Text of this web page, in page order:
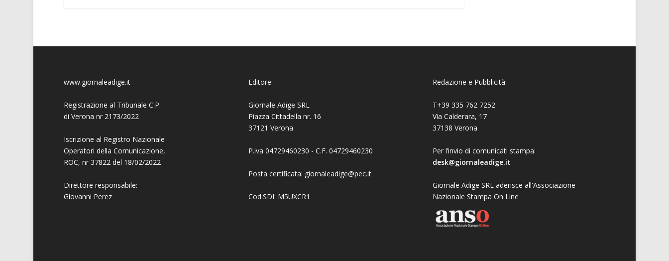
www.giornaleadige.it
Registrazione al Tribunale C.P.
di Verona nr 2173/2022
Iscrizione al Registro Nazionale
Operatori della Comunicazione,
ROC, nr 37822 del 18/02/2022
Direttore responsabile:
Giovanni Perez
Editore:
Giornale Adige SRL
Piazza Cittadella nr. 16
37121 Verona
P.iva 04729460230 - C.F. 04729460230
Posta certificata: giornaleadige@pec.it
Cod.SDI: M5UXCR1
Redazione e Pubblicità:
T+39 335 762 7252
Via Calderara, 17
37138 Verona
Per l’invio di comunicati stampa:
desk@giornaleadige.it
Giornale Adige SRL aderisce all'Associazione
Nazionale Stampa On Line